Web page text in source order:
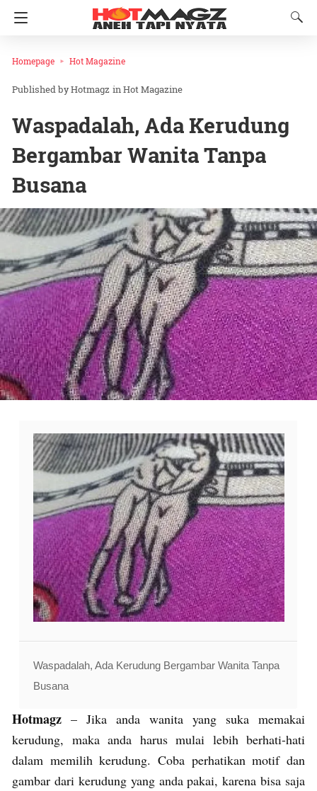
Homepage Hot Magazine
Hotmagz inHot Magazine
Waspadalah, Ada Kerudung
Bergambar Wanita Tanpa
Busana
Waspadalah, Ada Kerudung Bergambar Wanita Tanpa
Busana
Hotmagz – Jika anda wanita yang suka memakai
kerudung, maka anda harus mulai lebih berhati-hati
dalam memilih kerudung. Coba perhatikan motif dan
gambar dari kerudung yang anda pakai, karena bisa saja